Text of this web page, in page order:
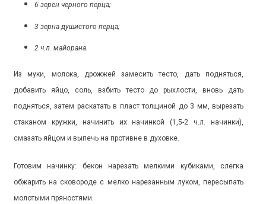
6 зерен черного перца;
3 зерна душистого перца;
2 ч.л. майорана.
Из муки, молока, дрожжей замесить тесто, дать подняться,
добавить яйцо, соль, взбить тесто до рыхлости, вновь дать
подняться, затем раскатать в пласт толщиной до 3 мм, вырезать
стаканом кружки, начинить их начинкой (1,5-2 ч.л. начинки),
смазать яйцом и выпечь на противне в духовке.
Готовим начинку: бекон нарезать мелкими кубиками, слегка
обжарить на сковороде с мелко нарезанным луком, пересыпать
молотыми пряностями.